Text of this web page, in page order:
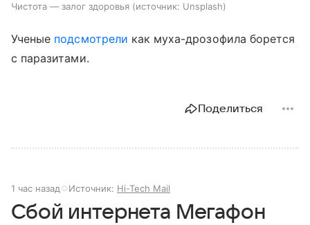
Чистота — залог здоровья источник: Unsplash
Ученые подсмотрели как муха-дрозофила борется
с паразитами.
Поделиться
1 час назад Источник: Hi-Tech Mail
Сбой интернета Мегафон